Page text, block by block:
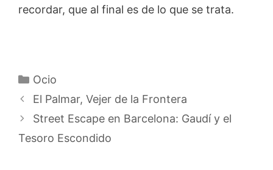
recordar, que al final es de lo que se trata.
Categorías
Ocio
El Palmar, Vejer de la Frontera
Street Escape en Barcelona: Gaudí y el
Tesoro Escondido